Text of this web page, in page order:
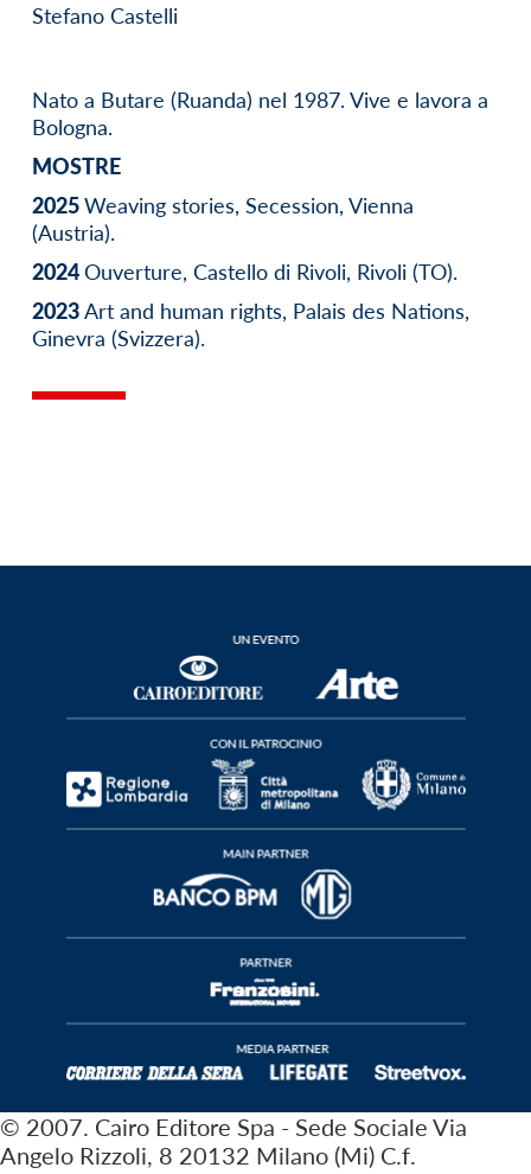
Nato a Butare (Ruanda) nel 1987. Vive e lavora a
Bologna.
MOSTRE
2025Weaving stories, Secession, Vienna
(Austria).
2024Ouverture, Castello di Rivoli, Rivoli (TO).
2023Art and human rights, Palais des Nations,
Ginevra (Svizzera).
Stefano Castelli
© 2007. Cairo Editore Spa - Sede Sociale Via
Angelo Rizzoli, 8 20132 Milano (Mi) C.f.